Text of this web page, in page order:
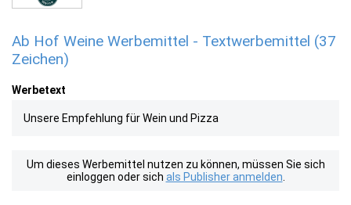
Ab Hof Weine Werbemittel - Textwerbemittel (37
Zeichen)
Werbetext
Unsere Empfehlung für Wein und Pizza
Um dieses Werbemittel nutzen zu können, müssen Sie sich
einloggen oder sich als Publisher anmelden